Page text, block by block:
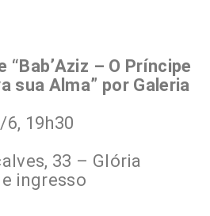
“Bab’Aziz – O Príncipe
sua Alma” por Galeria
19h30
33 – Glória
ingresso